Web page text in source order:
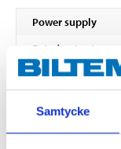
Samtycke
Power supply
Rated output power
Rotational speed